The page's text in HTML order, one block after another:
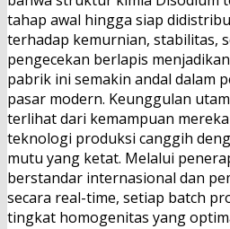
tahap awal hingga siap
terhadap kemurnian, stabilitas,
pengecekan berlapis
pabrik ini semakin andal dalam
pasar modern. Keunggulan
terlihat dari kemampuan
teknologi produksi canggih
mutu yang ketat. Melalui
berstandar internasional dan
secara real-time, setiap batch
tingkat homogenitas yang